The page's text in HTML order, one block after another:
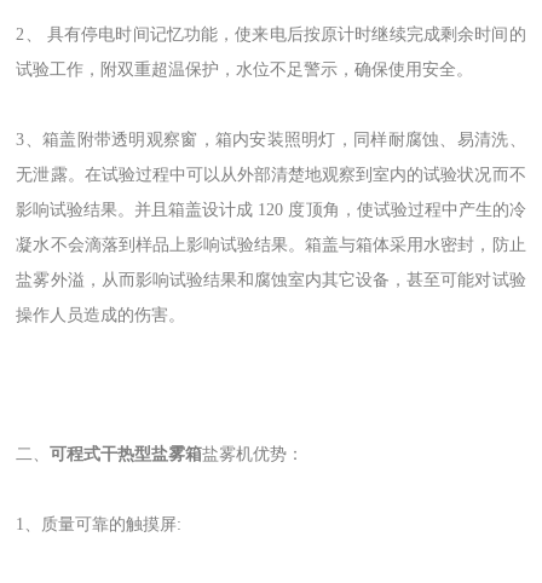
2、 具有停电时间记忆功能，使来电后按原计时继续完成剩余时间的
试验工作，附双重超温保护，水位不足警示，确保使用安全。
3、箱盖附带透明观察窗，箱内安装照明灯，同样耐腐蚀、易清洗、
无泄露。在试验过程中可以从外部清楚地观察到室内的试验状况而不
影响试验结果。并且箱盖设计成 120 度顶角，使试验过程中产生的冷
凝水不会滴落到样品上影响试验结果。箱盖与箱体采用水密封，防止
盐雾外溢，从而影响试验结果和腐蚀室内其它设备，甚至可能对试验
操作人员造成的伤害。
二、可程式干热型盐雾箱盐雾机优势：
1、质量可靠的触摸屏: